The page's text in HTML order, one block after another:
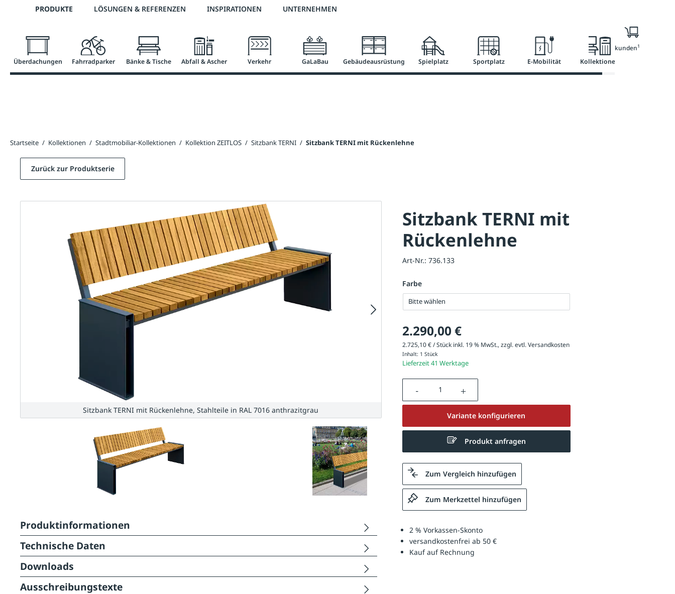
Zur Hauptnavigation springen
Telefon: 0800 / 100 49 02 2 % Vorkassen-Skonto versandkostenfrei ab 50 €
PRODUKTE LÖSUNGEN & REFERENZEN INSPIRATIONEN UNTERNEHMEN
Überdachungen Fahrradparker Bänke & Tische Abfall & Ascher Verkehr GaLaBau Gebäudeausrüstung Spielplatz Sportplatz E-Mobilität Kollektionen
Nur für Geschäftskunden1
Startseite / Kollektionen / Stadtmobiliar-Kollektionen / Kollektion ZEITLOS / Sitzbank TERNI / Sitzbank TERNI mit Rückenlehne
Sitzbank TERNI mit
Rückenlehne
Art-Nr.: 736.133
Farbe
Bitte wählen
2.290,00 €
2.725,10 € / Stück inkl. 19 % MwSt., zzgl. evtl.Versandkosten
Inhalt: 1 Stück
Lieferzeit 41 Werktage
Produkt Anzahl: Gib den gewünschten Wert ein oder
Variante konfigurieren
Produkt anfragen
Zum Vergleich hinzufügen
Zum Merkzettel hinzufügen
2 % Vorkassen-Skonto
versandkostenfrei ab 50 €
Kauf auf Rechnung
Zurück zur Produktserie
Sitzbank TERNI mit Rückenlehne, Stahlteile in RAL 7016 anthrazitgrau
Produktinformationen
Technische Daten
Downloads
Ausschreibungstexte